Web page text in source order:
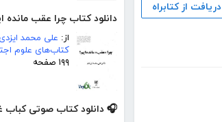
دانلود کتاب چرا عقب مانده
از: علی محمد ایزدی
کتاب‌های علوم
۱۹۹ صفحه
🎧 دانلود کتاب صوتی کباب
دریافت از کتابراه